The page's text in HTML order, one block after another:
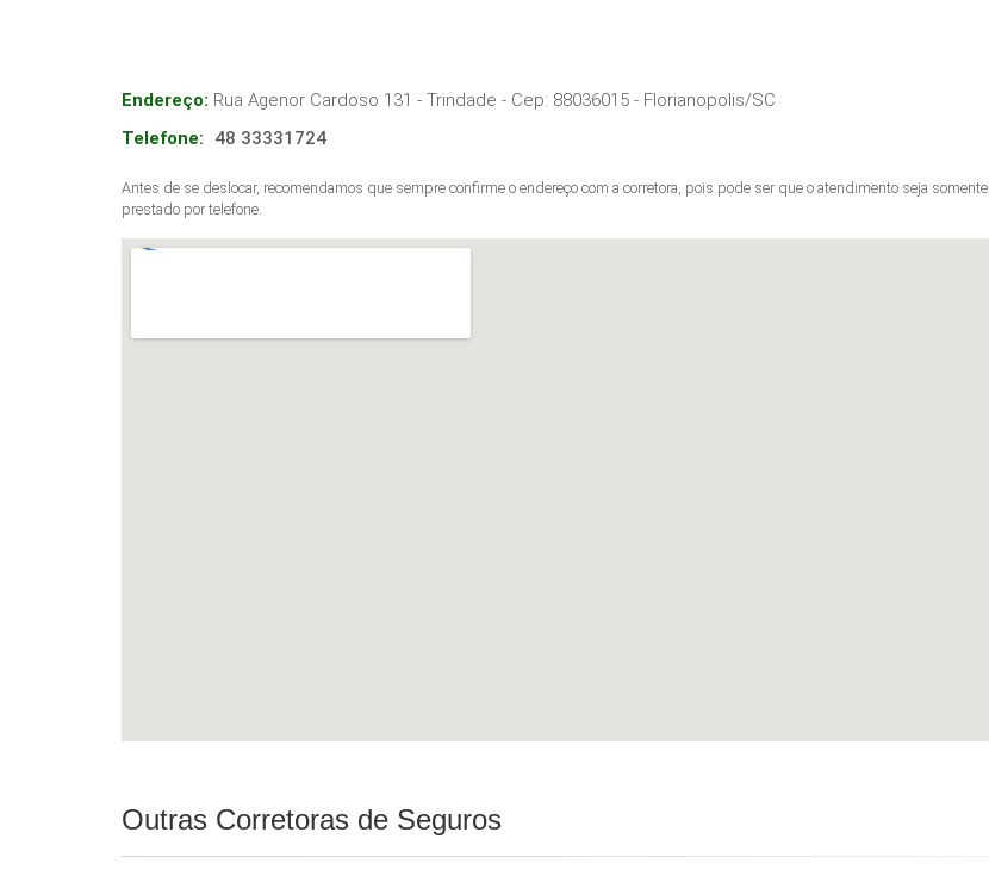
Endereço: Rua Agenor Cardoso 131 - Trindade - Cep: 88036015 - Florianopolis/SC
Telefone:
48 33331724
Antes de se deslocar, recomendamos que sempre confirme o endereço com a corretora, pois pode ser que o atendimento seja somente
prestado por telefone.
Outras Corretoras de Seguros